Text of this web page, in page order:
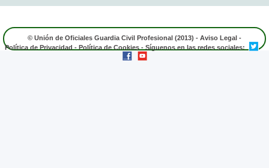
© Unión de Oficiales Guardia Civil Profesional (2013) - Aviso Legal -
Política de Privacidad - Política de Cookies - Síguenos en las redes sociales: